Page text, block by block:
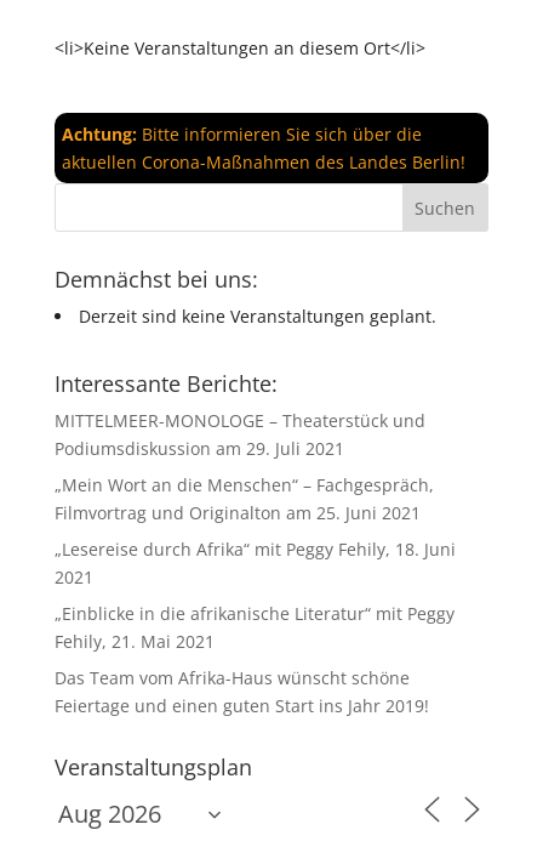
<li>Keine Veranstaltungen an diesem Ort</li>
Achtung:Bitte informieren Sie sich über die
aktuellen Corona-Maßnahmen des Landes Berlin!
Demnächst bei uns:
Derzeit sind keine Veranstaltungen geplant.
Interessante Berichte:
MITTELMEER-MONOLOGE – Theaterstück und
Podiumsdiskussion am 29. Juli 2021
„Mein Wort an die Menschen“ – Fachgespräch,
Filmvortrag und Originalton am 25. Juni 2021
„Lesereise durch Afrika“ mit Peggy Fehily, 18. Juni
2021
„Einblicke in die afrikanische Literatur“ mit Peggy
Fehily, 21. Mai 2021
Das Team vom Afrika-Haus wünscht schöne
Feiertage und einen guten Start ins Jahr 2019!
Veranstaltungsplan